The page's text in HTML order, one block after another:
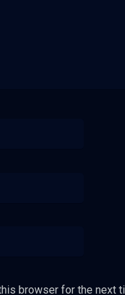
browser for the next